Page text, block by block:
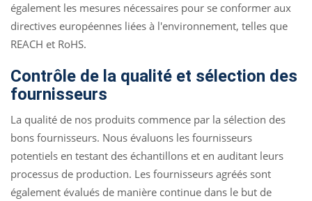
également les mesures nécessaires pour se conformer aux
directives européennes liées à l'environnement, telles que
REACH et RoHS.
Contrôle de la qualité et sélection des
fournisseurs
La qualité de nos produits commence par la sélection des
bons fournisseurs. Nous évaluons les fournisseurs
potentiels en testant des échantillons et en auditant leurs
processus de production. Les fournisseurs agréés sont
également évalués de manière continue dans le but de